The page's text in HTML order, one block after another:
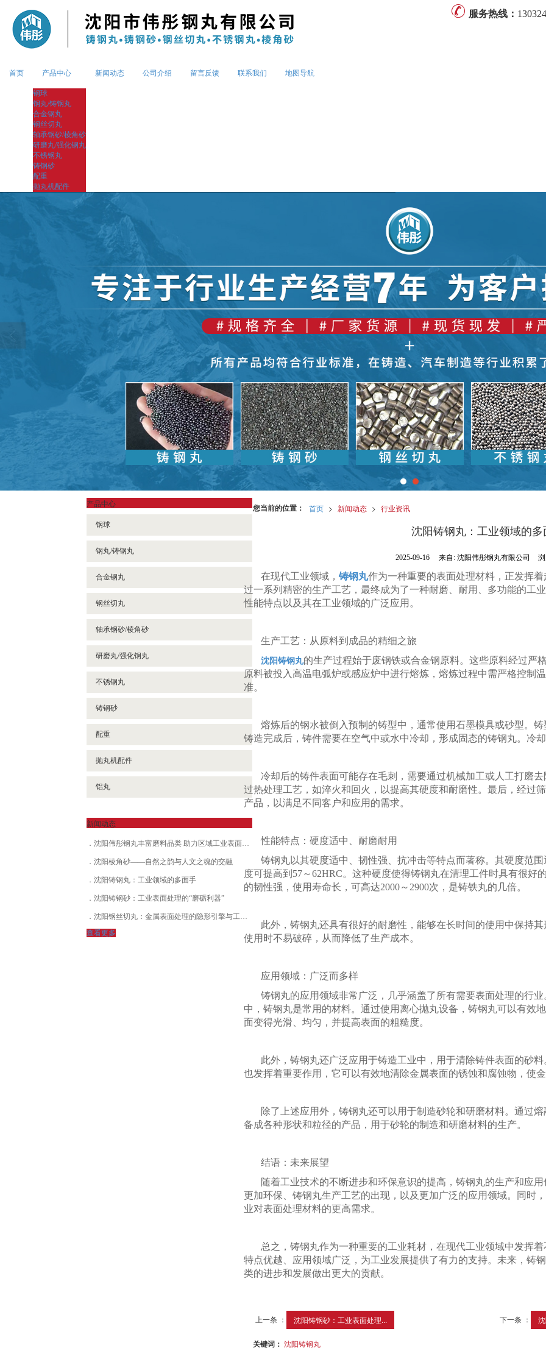
服务热线：
首页 产品中心
钢球
钢丸/铸钢丸
合金钢丸
钢丝切丸
轴承钢砂/棱角砂
研磨丸/强化钢丸
不锈钢丸
铸钢砂
配重
抛丸机配件
新闻动态 公司介绍 留言反馈 联系我们 地图导航
您当前的位置： 首页 > 新闻动态 > 行业资讯
沈阳铸钢丸：工业领域的多
2025-09-16 来自:沈阳伟彤钢丸有限公司
在现代工业领域， 铸钢丸作为一种重要的表面处理材料，正发挥
过一系列精密的生产工艺，最终成为了一种耐磨、耐用、多功能的工
性能特点以及其在工业领域的广泛应用。
生产工艺：从原料到成品的精细之旅
沈阳铸钢丸的生产过程始于废钢铁或合金钢原料。这些原料经过严
原料被投入高温电弧炉或感应炉中进行熔炼，熔炼过程中需严格控制
准。
熔炼后的钢水被倒入预制的铸型中，通常使用石墨模具或砂型。
铸造完成后，铸件需要在空气中或水中冷却，形成固态的铸钢丸。冷
冷却后的铸件表面可能存在毛刺，需要通过机械加工或人工打磨
过热处理工艺，如淬火和回火，以提高其硬度和耐磨性。最后，经过
产品，以满足不同客户和应用的需求。
性能特点：硬度适中、耐磨耐用
铸钢丸以其硬度适中、韧性强、抗冲击等特点而著称。其硬度范
度可提高到57～62HRC。这种硬度使得铸钢丸在清理工件时具有很好
的韧性强，使用寿命长，可高达2000～2900次，是铸铁丸的几倍。
此外，铸钢丸还具有很好的耐磨性，能够在长时间的使用中保持
使用时不易破碎，从而降低了生产成本。
应用领域：广泛而多样
铸钢丸的应用领域非常广泛，几乎涵盖了所有需要表面处理的行
中，铸钢丸是常用的材料。通过使用离心抛丸设备，铸钢丸可以有效
面变得光滑、均匀，并提高表面的粗糙度。
此外，铸钢丸还广泛应用于铸造工业中，用于清除铸件表面的砂
也发挥着重要作用，它可以有效地清除金属表面的锈蚀和腐蚀物，使
除了上述应用外，铸钢丸还可以用于制造砂轮和研磨材料。通过
备成各种形状和粒径的产品，用于砂轮的制造和研磨材料的生产。
结语：未来展望
随着工业技术的不断进步和环保意识的提高，铸钢丸的生产和应
更加环保、铸钢丸生产工艺的出现，以及更加广泛的应用领域。同时
业对表面处理材料的更高需求。
总之，铸钢丸作为一种重要的工业耗材，在现代工业领域中发挥
特点优越、应用领域广泛，为工业发展提供了有力的支持。未来，铸
类的进步和发展做出更大的贡献。
上一条 ： 沈阳铸钢砂：工业表面处理... 下一条 ：
关键词： 沈阳铸钢丸
产品中心
钢球
钢丸/铸钢丸
合金钢丸
钢丝切丸
轴承钢砂/棱角砂
研磨丸/强化钢丸
不锈钢丸
铸钢砂
配重
抛丸机配件
铝丸
新闻动态
沈阳伟彤钢丸丰富磨料品类 助力区域工业表面处理发展
沈阳棱角砂——自然之韵与人文之魂的交融
沈阳铸钢丸：工业领域的多面手
沈阳铸钢砂：工业表面处理的“磨砺利器”
沈阳钢丝切丸：金属表面处理的隐形引擎与工业材料革命
查看更多